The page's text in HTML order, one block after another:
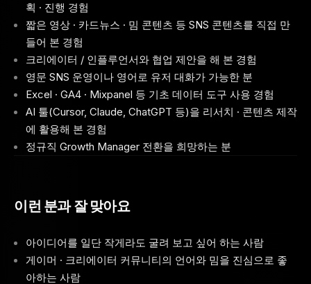
획 · 진행 경험
짧은 영상 · 카드뉴스 · 밈 콘텐츠 등 SNS 콘텐츠를 직접 만
들어 본 경험
크리에이터 / 인플루언서와 협업 제안을 해 본 경험
영문 SNS 운영이나 영어로 유저 대화가 가능한 분
Excel · GA4 · Mixpanel 등 기초 데이터 도구 사용 경험
AI 툴(Cursor, Claude, ChatGPT 등)을 리서치 · 콘텐츠 제작
에 활용해 본 경험
정규직 Growth Manager 전환을 희망하는 분
이런 분과 잘 맞아요
아이디어를 일단 작게라도 굴려 보고 싶어 하는 사람
게이머 · 크리에이터 커뮤니티의 언어와 밈을 진심으로 좋
아하는 사람